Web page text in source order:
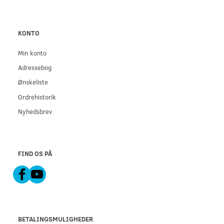
KONTO
Min konto
Adressebog
Ønskeliste
Ordrehistorik
Nyhedsbrev
FIND OS PÅ
BETALINGSMULIGHEDER